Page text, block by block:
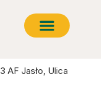
AF Jasło, Ulica